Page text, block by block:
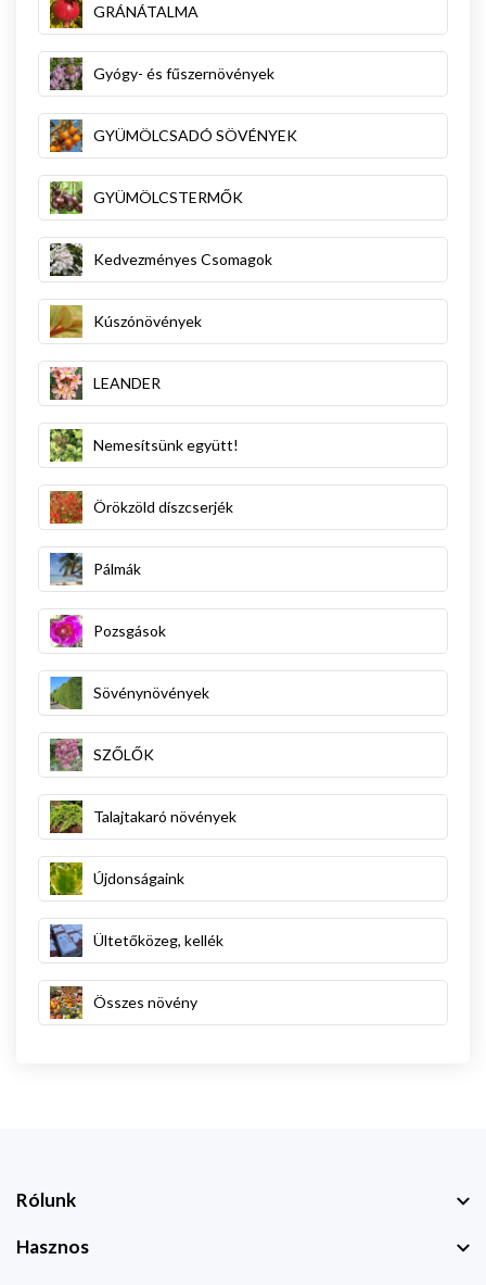
GRÁNÁTALMA
Gyógy- és fűszernövények
GYÜMÖLCSADÓ SÖVÉNYEK
GYÜMÖLCSTERMŐK
Kedvezményes Csomagok
Kúszónövények
LEANDER
Nemesítsünk együtt!
Örökzöld díszcserjék
Pálmák
Pozsgások
Sövénynövények
SZŐLŐK
Talajtakaró növények
Újdonságaink
Ültetőközeg, kellék
Összes növény
Rólunk
Hasznos